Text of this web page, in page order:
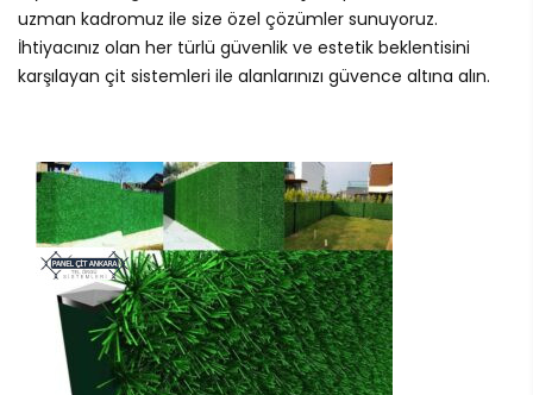
uzman kadromuz ile size özel çözümler sunuyoruz.
İhtiyacınız olan her türlü güvenlik ve estetik beklentisini
karşılayan çit sistemleri ile alanlarınızı güvence altına alın.